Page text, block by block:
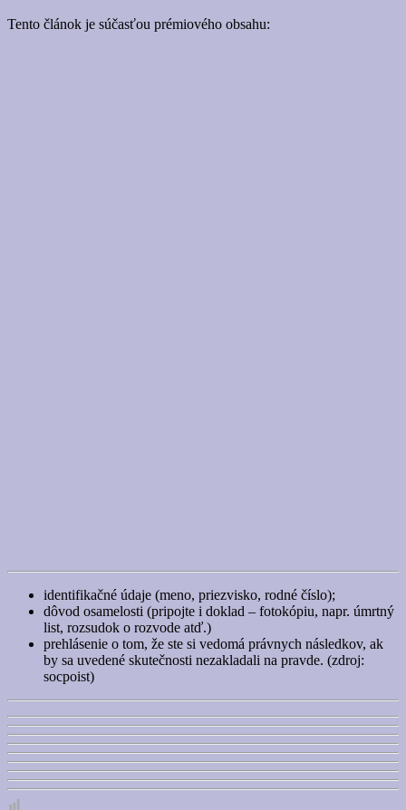
Tento článok je súčasťou prémiového obsahu:
identifikačné údaje (meno, priezvisko, rodné číslo);
dôvod osamelosti (pripojte i doklad – fotokópiu, napr. úmrtný
list, rozsudok o rozvode atď.)
prehlásenie o tom, že ste si vedomá právnych následkov, ak
by sa uvedené skutečnosti nezakladali na pravde. (zdroj:
socpoist)